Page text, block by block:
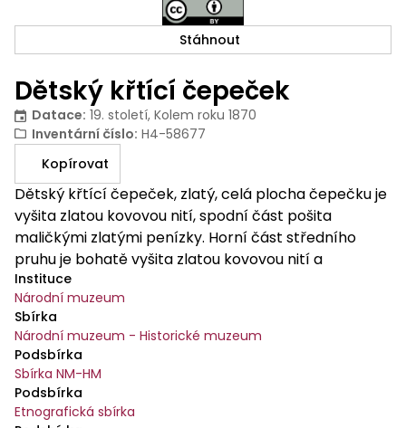
Dětský křtící čepeček
Datace: 19. století, Kolem roku 1870
Inventární číslo: H4-58677
Kopírovat
Dětský křtící čepeček, zlatý, celá plocha čepečku je
vyšita zlatou kovovou nití, spodní část pošita
maličkými zlatými penízky. Horní část středního
pruhu je bohatě vyšita zlatou kovovou nití a
doplněna červeno-růžovými skleněnými kamínky.
Na postranních dílech jsou zlatá kvítka s červeno-
růžovými kamínky a zlatými penízky. Přes tvrdý
podklad jsou vyšity plasticky vystupující stonky a
květy jsou zhotoveny z hustě našitých zlatých
kovových penízků, které plasticky vystupují. Na
vrcholku uprostřed vyšit velký květ. Výšivka je
Instituce
Národní muzeum
Sbírka
Národní muzeum - Historické muzeum
Podsbírka
Sbírka NM-HM
Podsbírka
Etnografická sbírka
Stáhnout